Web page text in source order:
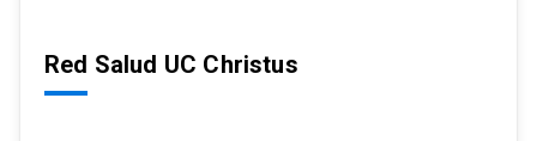
Red Salud UC Christus